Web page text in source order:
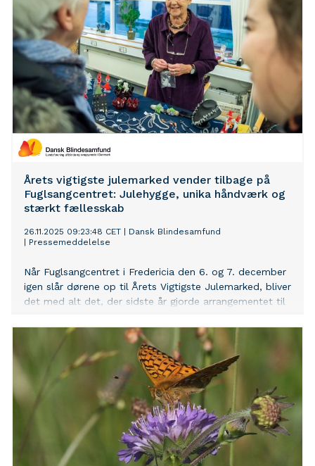
Årets vigtigste julemarked vender tilbage på
Fuglsangcentret: Julehygge, unika håndværk og
stærkt fællesskab
26.11.2025 09:23:48 CET
Dansk Blindesamfund
Pressemeddelelse
Når Fuglsangcentret i Fredericia den 6. og 7. december
igen slår dørene op til Årets Vigtigste Julemarked, bliver
det med alt det, der sidste år gjorde arrangementet til
Sydøstjylland lagde vejen forbi i 2024 – og i år er der
lagt op til mindst lige så stor succes med alt, der hører
et julemarked til.